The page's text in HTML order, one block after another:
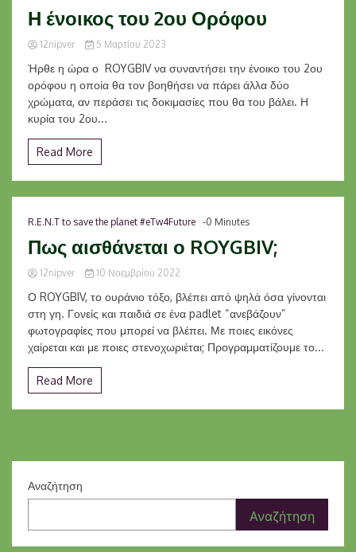
Η ένοικος του 2ου Ορόφου
12nipver 5 Μαρτίου 2023
Ήρθε η ώρα ο ROYGBIV να συναντήσει την ένοικο του 2ου
ορόφου η οποία θα τον βοηθήσει να πάρει άλλα δύο
χρώματα, αν περάσει τις δοκιμασίες που θα του βάλει. Η
κυρία του 2ου...
Read More
R.E.N.T to save the planet #eTw4Future -0 Minutes
Πως αισθάνεται ο ROYGBIV;
12nipver 10 Νοεμβρίου 2022
Ο ROYGBIV, το ουράνιο τόξο, βλέπει από ψηλά όσα γίνονται
στη γη. Γονείς και παιδιά σε ένα padlet “ανεβάζουν”
φωτογραφίες που μπορεί να βλέπει. Με ποιες εικόνες
χαίρεται και με ποιες στενοχωριέται; Προγραμματίζουμε το...
Read More
Αναζήτηση
Αναζήτηση